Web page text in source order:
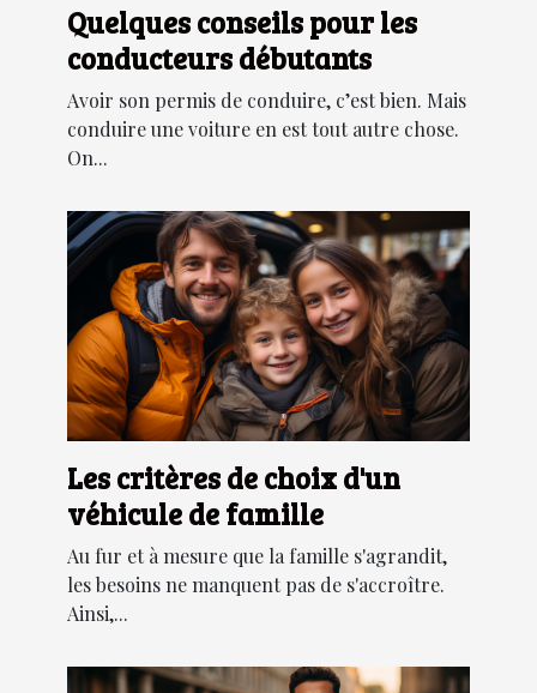
Quelques conseils pour les
conducteurs débutants
Avoir son permis de conduire, c’est bien. Mais
conduire une voiture en est tout autre chose.
On...
Les critères de choix d'un
véhicule de famille
Au fur et à mesure que la famille s'agrandit,
les besoins ne manquent pas de s'accroître.
Ainsi,...